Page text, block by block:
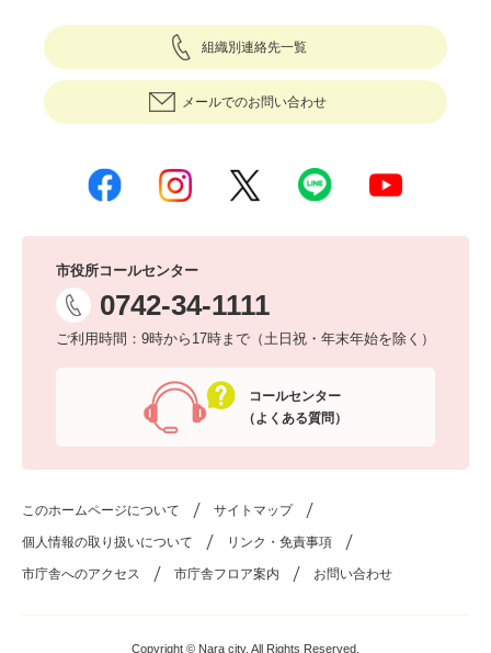
組織別連絡先一覧
メールでのお問い合わせ
市役所コールセンター
0742-34-1111
ご利用時間：9時から17時まで（土日祝・年末年始を除く）
コールセンター
（よくある質問）
このホームページについて サイトマップ
個人情報の取り扱いについて リンク・免責事項
市庁舎へのアクセス 市庁舎フロア案内 お問い合わせ
Copyright © Nara city. All Rights Reserved.